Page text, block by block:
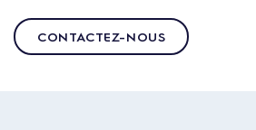
CONTACTEZ-NOUS